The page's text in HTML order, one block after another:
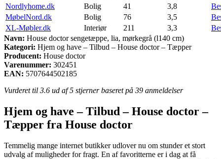
Nordlyhome.dk
Bolig 41 3,8
MøbelNord.dk
Bolig 76 3,5
XL-Møbler.dk
Interiør 211 3,3
Navn: House doctor sengetæppe, lia, mørkegrå (l140 cm)
Kategori: Hjem og have – Tilbud – House doctor – Tæpper
Producent: House doctor
Varenummer: 302451
EAN: 5707644502185
Vurderet til 3.6 ud af 5 stjerner baseret på 39 anmeldelser
Hjem og have – Tilbud – House doctor –
Tæpper fra House doctor
Temmelig mange internet butikker udlover nu om stunder et stort
udvalg af muligheder for fragt. En af favoritterne er i dag at få